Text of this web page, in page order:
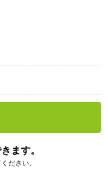
ます。
ださい。